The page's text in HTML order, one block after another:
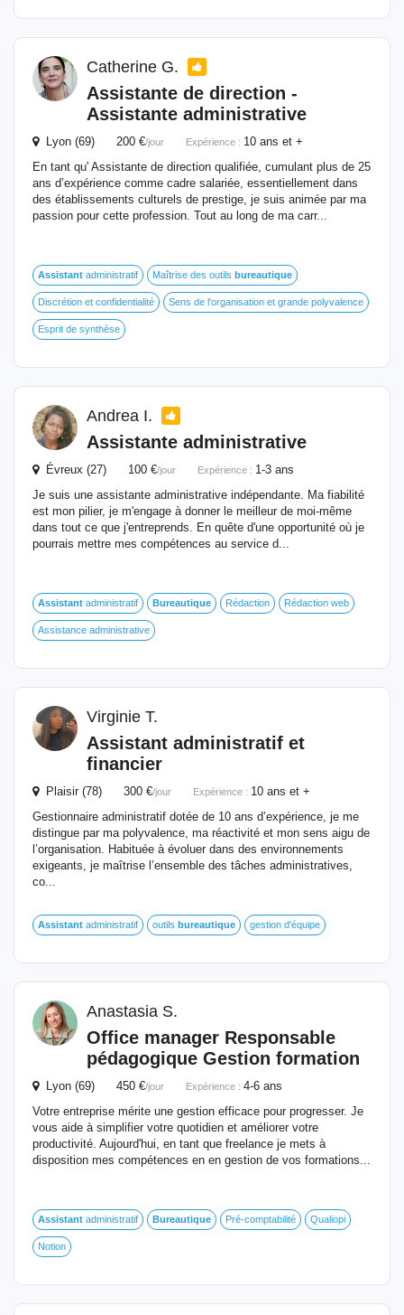
Catherine G.
Assistante de direction -
Assistante administrative
Lyon (69) 200 €/jour Expérience : 10 ans et +
En tant qu' Assistante de direction qualifiée, cumulant plus de 25
ans d’expérience comme cadre salariée, essentiellement dans
des établissements culturels de prestige, je suis animée par ma
passion pour cette profession. Tout au long de ma carr...
Assistant administratif Maîtrise des outils bureautique
Discrétion et confidentialité Sens de l'organisation et grande polyvalence
Esprit de synthèse
Andrea I.
Assistante administrative
Évreux (27) 100 €/jour Expérience : 1-3 ans
Je suis une assistante administrative indépendante. Ma fiabilité
est mon pilier, je m'engage à donner le meilleur de moi-même
dans tout ce que j'entreprends. En quête d'une opportunité où je
pourrais mettre mes compétences au service d...
Assistant administratif Bureautique Rédaction Rédaction web
Assistance administrative
Virginie T.
Assistant administratif et
financier
Plaisir (78) 300 €/jour Expérience : 10 ans et +
Gestionnaire administratif dotée de 10 ans d’expérience, je me
distingue par ma polyvalence, ma réactivité et mon sens aigu de
l’organisation. Habituée à évoluer dans des environnements
exigeants, je maîtrise l’ensemble des tâches administratives,
co...
Assistant administratif outils bureautique gestion d'équipe
Anastasia S.
Office manager Responsable
pédagogique Gestion formation
Lyon (69) 450 €/jour Expérience : 4-6 ans
Votre entreprise mérite une gestion efficace pour progresser. Je
vous aide à simplifier votre quotidien et améliorer votre
productivité. Aujourd'hui, en tant que freelance je mets à
disposition mes compétences en en gestion de vos formations...
Assistant administratif Bureautique Pré-comptabilité Qualiopi
Notion